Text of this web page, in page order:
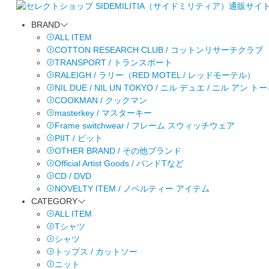
BRAND
ALL ITEM
COTTON RESEARCH CLUB / コットンリサーチクラブ
TRANSPORT / トランスポート
RALEIGH / ラリー（RED MOTEL / レッドモーテル）
NIL DUE / NIL UN TOKYO / ニル デュエ / ニル アン トー
COOKMAN / クックマン
masterkey / マスターキー
Frame switchwear / フレーム スウィッチウェア
PIIT / ピット
OTHER BRAND / その他ブランド
Official Artist Goods / バンドTなど
CD / DVD
NOVELTY ITEM / ノベルティー アイテム
CATEGORY
ALL ITEM
Tシャツ
シャツ
トップス / カットソー
ニット